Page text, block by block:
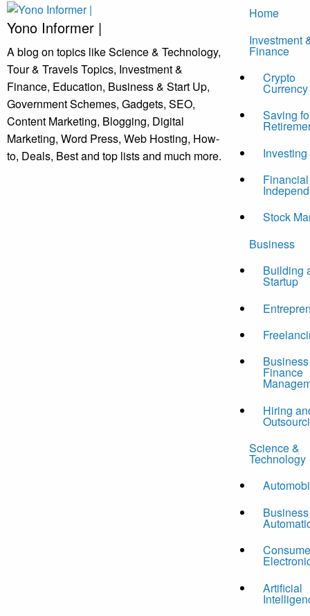
Skip
toYono Informer |
A blog on topics like Science & Technology,
Tour & Travels Topics, Investment &
Finance, Education, Business & Start Up,
Government Schemes, Gadgets, SEO,
Content Marketing, Blogging, Digital
Marketing, Word Press, Web Hosting, How-
to, Deals, Best and top lists and much more.
Home
Investment
Finance
Crypto
Currency
Saving
Investing
Financial
Stock
Business
Building
Startup
Business
Finance
Hiring
Science &
Technology
Business
Artificial